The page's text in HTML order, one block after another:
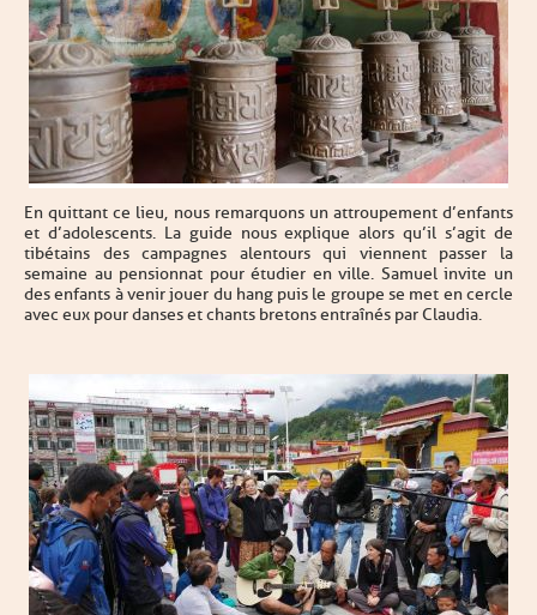
En quittant ce lieu, nous remarquons un attroupement d’enfants
et d’adolescents. La guide nous explique alors qu’il s’agit de
tibétains des campagnes alentours qui viennent passer la
semaine au pensionnat pour étudier en ville. Samuel invite un
des enfants à venir jouer du hang puis le groupe se met en cercle
avec eux pour danses et chants bretons entraînés par Claudia.